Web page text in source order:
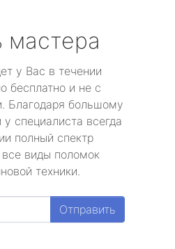
мастера
у Вас в течении
бесплатно и не с
Благодаря большому
специалиста всегда
полный спектр
виды поломок
техники.
Отправить